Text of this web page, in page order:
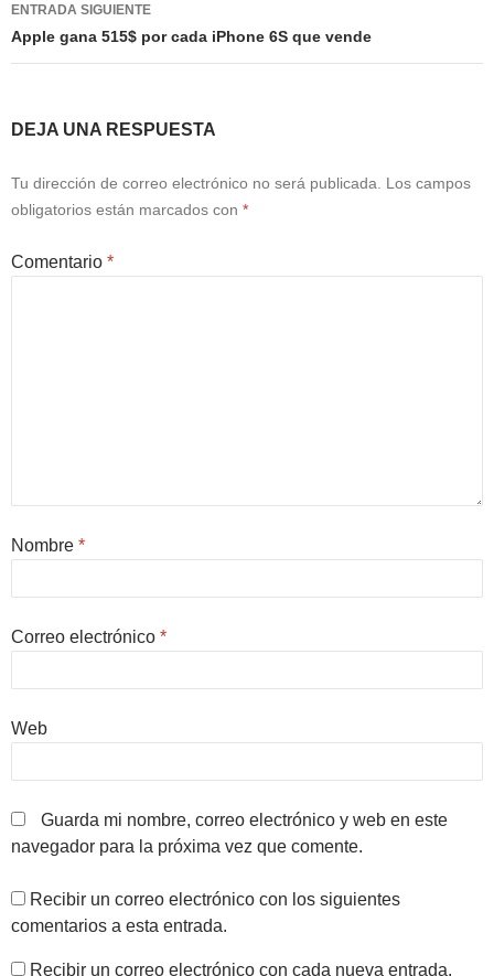
ENTRADA SIGUIENTE
Apple gana 515$ por cada iPhone 6S que vende
DEJA UNA RESPUESTA
Tu dirección de correo electrónico no será publicada. Los campos
obligatorios están marcados con *
Comentario *
Nombre *
Correo electrónico *
Web
Guarda mi nombre, correo electrónico y web en este
navegador para la próxima vez que comente.
Recibir un correo electrónico con los siguientes
comentarios a esta entrada.
Recibir un correo electrónico con cada nueva entrada.